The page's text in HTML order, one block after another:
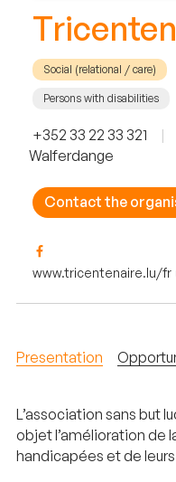
Social (relational / care)
Persons with disabilities
+352 33 22 33 321 |
Walferdange
Contact the
www.tricentenaire.lu/fr
Presentation
L’association sans but
objet l’amélioration de
handicapées et de